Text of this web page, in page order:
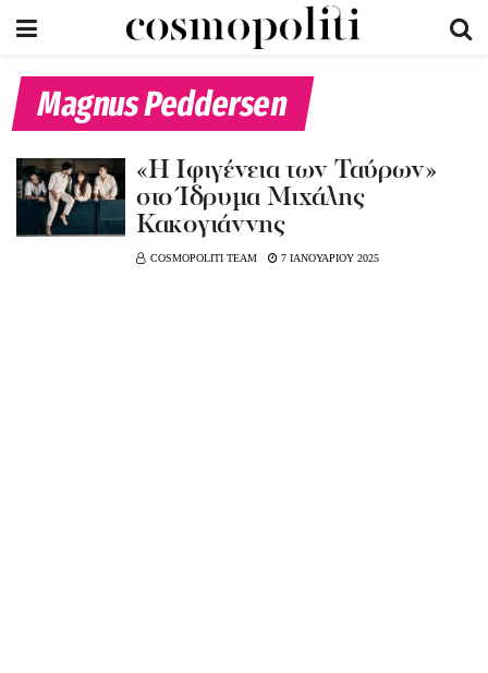
Magnus Peddersen
«Η Ιφιγένεια των Ταύρων»
στο Ίδρυμα Μιχάλης
Κακογιάννης
COSMOPOLITI TEAM 7 ΙΑΝΟΥΑΡΙΟΥ 2025